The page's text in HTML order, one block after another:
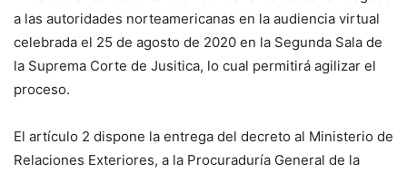
a las autoridades norteamericanas en la audiencia virtual
celebrada el 25 de agosto de 2020 en la Segunda Sala de
la Suprema Corte de Jusitica, lo cual permitirá agilizar el
proceso.
El artículo 2 dispone la entrega del decreto al Ministerio de
Relaciones Exteriores, a la Procuraduría General de la